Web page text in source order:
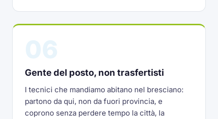
Gente del posto, non trasfertisti
I tecnici che mandiamo abitano nel bresciano:
partono da qui, non da fuori provincia, e
coprono senza perdere tempo la città, la